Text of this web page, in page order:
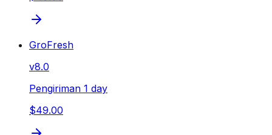
GroFresh
v8.0
Pengiriman 1 day
$49.00